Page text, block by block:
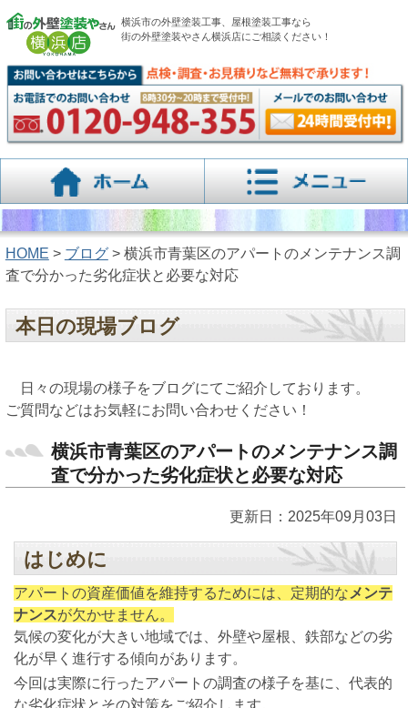
横浜市の外壁塗装工事、屋根塗装工事なら
街の外壁塗装やさん横浜店にご相談ください！
HOME > ブログ> 横浜市青葉区のアパートのメンテナンス調
査で分かった劣化症状と必要な対応
本日の現場ブログ
日々の現場の様子をブログにてご紹介しております。
ご質問などはお気軽にお問い合わせください！
横浜市青葉区のアパートのメンテナンス調
査で分かった劣化症状と必要な対応
更新日：2025年09月03日
はじめに
アパートの資産価値を維持するためには、定期的な メンテ
ナンスが欠かせません。
気候の変化が大きい地域では、外壁や屋根、鉄部などの劣
化が早く進行する傾向があります。
今回は実際に行ったアパートの調査の様子を基に、代表的
な劣化症状とその対策をご紹介します。